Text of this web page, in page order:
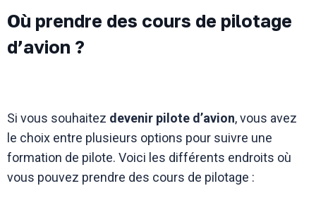
Où prendre des cours de pilotage
d’avion ?
Si vous souhaitez devenir pilote d’avion, vous avez
le choix entre plusieurs options pour suivre une
formation de pilote. Voici les différents endroits où
vous pouvez prendre des cours de pilotage :